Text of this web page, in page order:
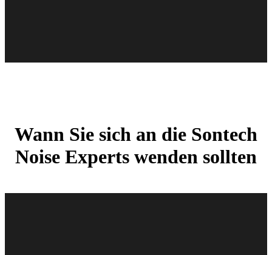
Wann Sie sich an die Sontech
Noise Experts wenden sollten